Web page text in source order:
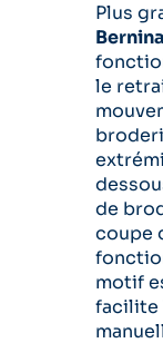
Plus
le
de
coupe
motif
facilite